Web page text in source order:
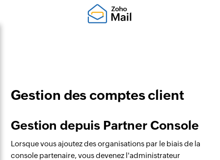
Gestion des comptes client
Gestion depuis Partner Console
Lorsque vous ajoutez des organisations par le biais de la
console partenaire, vous devenez l'administrateur